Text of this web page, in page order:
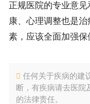
正规医院的专业意
康、心理调整也是
素，应该全面加强保
任何关于疾病的建
断，有疾病请去医院
的法律责任。